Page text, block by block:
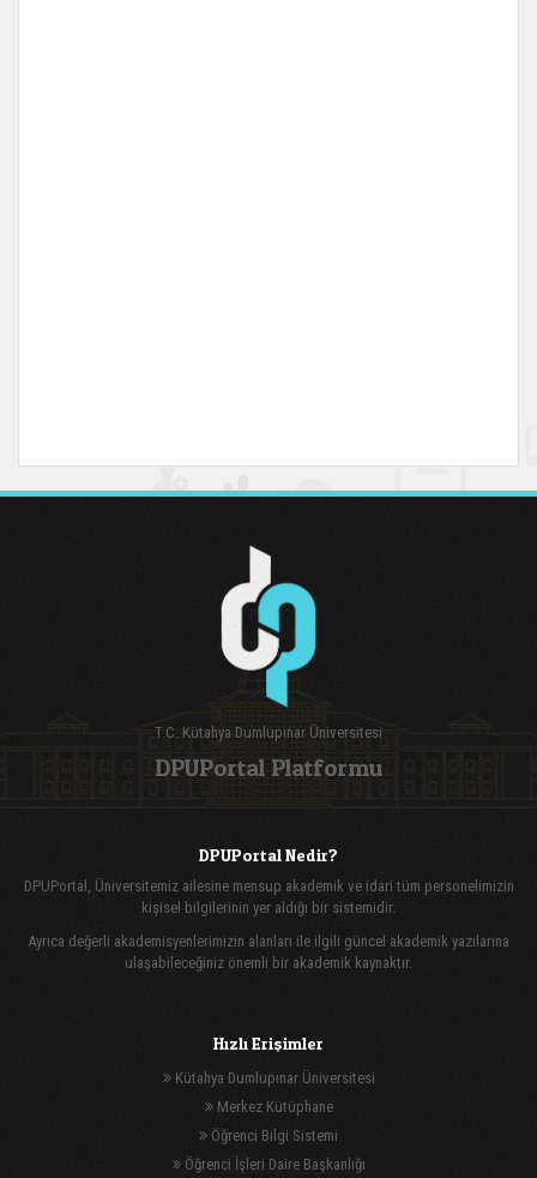
T.C. Kütahya Dumlupınar Üniversitesi
DPUPortal Platformu
DPUPortal Nedir?
DPUPortal, Üniversitemiz ailesine mensup akademik ve idari tüm personelimizin
kişisel bilgilerinin yer aldığı bir sistemidir.
Ayrıca değerli akademisyenlerimizin alanları ile ilgili güncel akademik yazılarına
ulaşabileceğiniz önemli bir akademik kaynaktır.
Hızlı Erişimler
Kütahya Dumlupınar Üniversitesi
Merkez Kütüphane
Öğrenci Bilgi Sistemi
Öğrenci İşleri Daire Başkanlığı